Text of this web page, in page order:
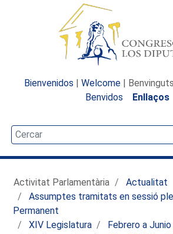
Bienvenidos | Welcome |
Benvidos
Enllaços
Activitat Parlamentària
Actualitat
Assumptes tramitats en sessió
Permanent
XIV Legislatura
Febrero a